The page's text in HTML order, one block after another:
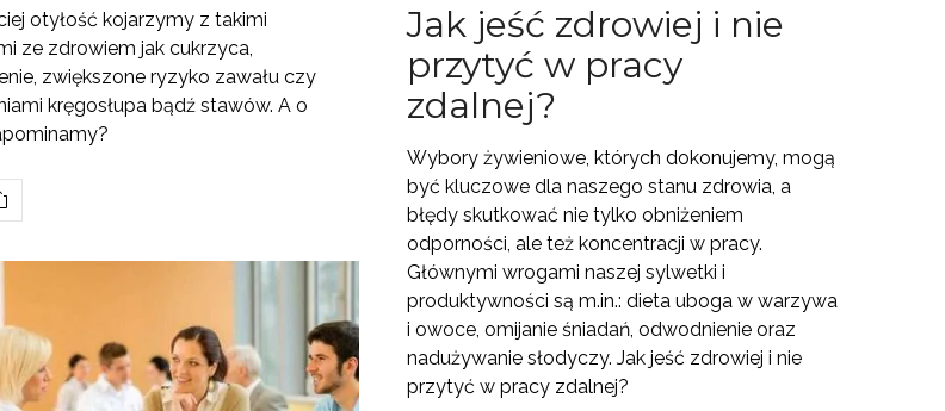
Jak jeść zdrowiej i nie
przytyć w pracy
zdalnej?
Wybory żywieniowe, których dokonujemy, mogą
być kluczowe dla naszego stanu zdrowia, a
błędy skutkować nie tylko obniżeniem
odporności, ale też koncentracji w pracy.
Głównymi wrogami naszej sylwetki i
produktywności są m.in.: dieta uboga w warzywa
i owoce, omijanie śniadań, odwodnienie oraz
nadużywanie słodyczy. Jak jeść zdrowiej i nie
przytyć w pracy zdalnej?
otyłość kojarzymy z takimi
ze zdrowiem jak cukrzyca,
zwiększone ryzyko zawału czy
kręgosłupa bądź stawów. A o